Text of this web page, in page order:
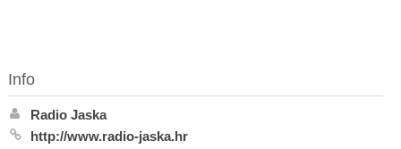
Info
Radio Jaska
http://www.radio-jaska.hr